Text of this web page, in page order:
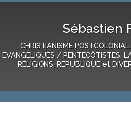
Sébastien
CHRISTIANISME
EVANGELIQUES / PENTECÔTISTES,
RELIGIONS, REPUBLIQUE et